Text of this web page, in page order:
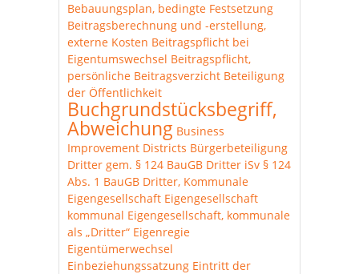
Bebauungsplan, bedingte Festsetzung
Beitragsberechnung und -erstellung,
externe Kosten Beitragspflicht bei
Eigentumswechsel Beitragspflicht,
persönliche Beitragsverzicht Beteiligung
der Öffentlichkeit
Buchgrundstücksbegriff,
Abweichung Business
Improvement Districts Bürgerbeteiligung
Dritter gem. § 124 BauGB Dritter iSv § 124
Abs. 1 BauGB Dritter, Kommunale
Eigengesellschaft Eigengesellschaft
kommunal Eigengesellschaft, kommunale
als „Dritter“ Eigenregie
Eigentümerwechsel
Einbeziehungssatzung Eintritt der